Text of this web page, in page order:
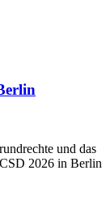
und das
2026 in Berlin